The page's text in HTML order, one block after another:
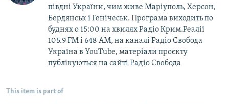
півдні України, чим живе Маріуполь, Херсон,
Бердянськ і Генічеськ. Програма виходить по
буднях о 15:00 на хвилях Радіо Крим.Реалії
105.9 FM і 648 АМ, на каналі Радіо Свобода
Україна в YouTube, матеріали проєкту
публікуються на сайті Радіо Свобода
This item is part of